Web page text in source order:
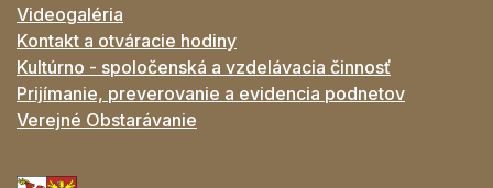
Videogaléria
Kontakt a otváracie hodiny
Kultúrno - spoločenská a vzdelávacia činnosť
Prijímanie, preverovanie a evidencia podnetov
Verejné Obstarávanie